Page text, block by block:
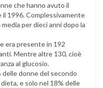
che hanno avuto il
1996. Complessivamente
per dieci anni dopo la
era presente in 192
Mentre altre 130, cioè
al glucosio.
donne del secondo
e solo nel 18% delle